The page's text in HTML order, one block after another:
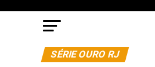
SÉRIE OURO RJ